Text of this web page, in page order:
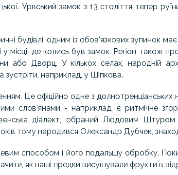
Урвський замок з 13 століття тепер
будівлі, одним із обов'язкових зупинок
де колись був замок. Регіон також
або Дворц. У кількох селах, народній
наприклад, у Шіпкова.
Це офіційно одне з долнотренціанських
слов'янами - наприклад, є ритмічне
діалект, обраний Людовим Штуром у
тому народився Олександр Дубчек,
способом і його подальшу обробку.
як наші предки висушували фрукти в